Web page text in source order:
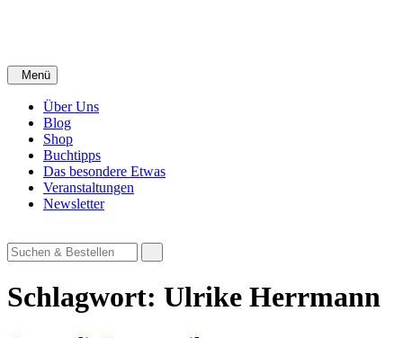
Menü
Über Uns
Blog
Shop
Buchtipps
Das besondere Etwas
Veranstaltungen
Newsletter
Suchen
&
&
Schlagwort: Ulrike Herrmann